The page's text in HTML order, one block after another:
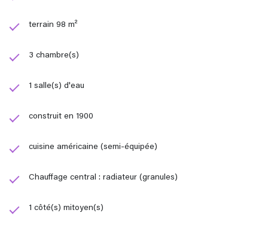
terrain 98 m²
3 chambre(s)
1 salle(s) d'eau
construit en 1900
cuisine américaine (semi-équipée)
Chauffage central : radiateur (granules)
1 côté(s) mitoyen(s)